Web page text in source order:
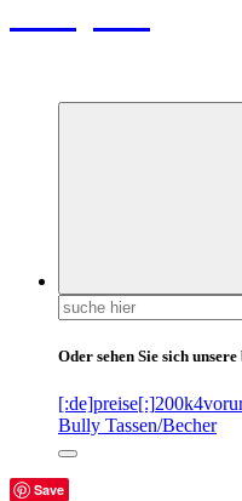
Suchen
nach:
Oder sehen Sie sich
[:de]preise[:]200k
Bully Tassen/Becher
Save